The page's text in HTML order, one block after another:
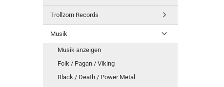
Trollzorn Records
Musik
Musik anzeigen
Folk / Pagan / Viking
Black / Death / Power Metal